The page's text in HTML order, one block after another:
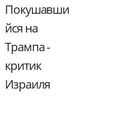
Покушавши
йся на
Трампа -
критик
Израиля